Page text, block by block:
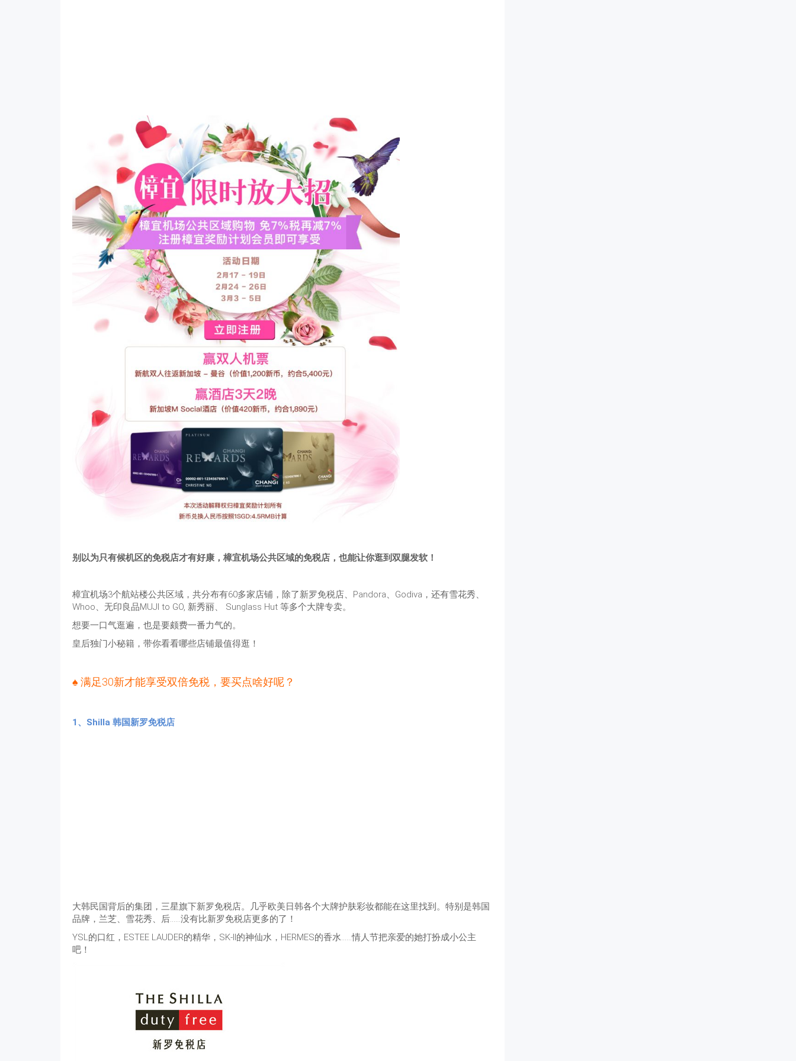
别以为只有候机区的免税店才有好康，樟宜机场公共区域的免税店，也能让你逛到双腿发软！
樟宜机场3个航站楼公共区域，共分布有60多家店铺，除了新罗免税店、Pandora、Godiva，还有雪花秀、
Whoo、无印良品MUJI to GO, 新秀丽、 Sunglass Hut 等多个大牌专卖。
想要一口气逛遍，也是要颇费一番力气的。
皇后独门小秘籍，带你看看哪些店铺最值得逛！
♠ 满足30新才能享受双倍免税，要买点啥好呢？
1、Shilla 韩国新罗免税店
大韩民国背后的集团，三星旗下新罗免税店。几乎欧美日韩各个大牌护肤彩妆都能在这里找到。特别是韩国
品牌，兰芝、雪花秀、后……没有比新罗免税店更多的了！
YSL的口红，ESTEE LAUDER的精华，SK-II的神仙水，HERMES的香水……情人节把亲爱的她打扮成小公主
吧！